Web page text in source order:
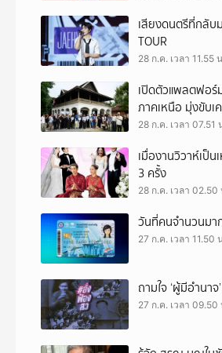
เสียงดนตรีที่กลับ
TOUR
28 ก.ค. เวลา 11.55
เปิดตัวแพลตฟอร์
ภาคเหนือ มุ่งขับ
28 ก.ค. เวลา 07.51
เมื่องานวิวาห์เป็
3 ครั้ง
28 ก.ค. เวลา 02.50
วันที่คนจำนวนมาก
27 ก.ค. เวลา 11.50
ถามใจ ‘ผู้มีอำนา
27 ก.ค. เวลา 09.50